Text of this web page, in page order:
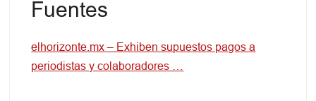
Fuentes
elhorizonte.mx – Exhiben supuestos pagos a
periodistas y colaboradores …